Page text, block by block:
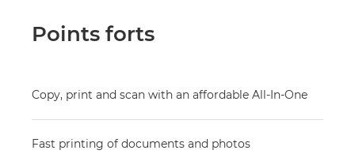
Points forts
Copy, print and scan with an affordable All-In-One
Fast printing of documents and photos